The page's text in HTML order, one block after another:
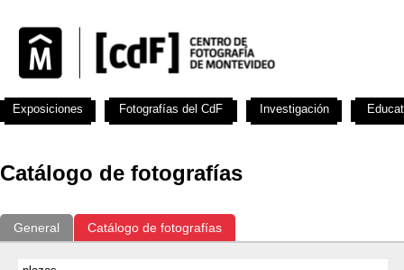
Catálogo de fotografías
General Catálogo de fotografías
Exposiciones Fotografías del CdF Investigación